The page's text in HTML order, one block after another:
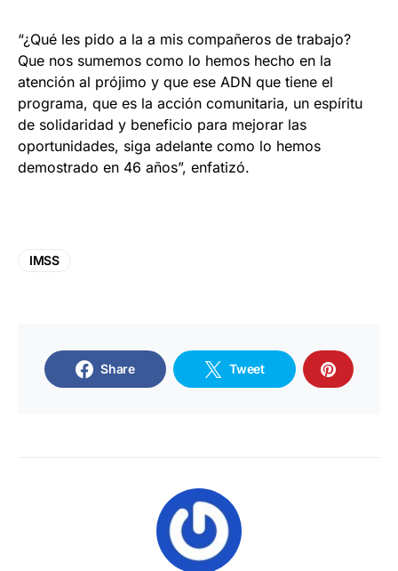
“¿Qué les pido a la a mis compañeros de trabajo?
Que nos sumemos como lo hemos hecho en la
atención al prójimo y que ese ADN que tiene el
programa, que es la acción comunitaria, un espíritu
de solidaridad y beneficio para mejorar las
oportunidades, siga adelante como lo hemos
demostrado en 46 años”, enfatizó.
IMSS
Share Tweet